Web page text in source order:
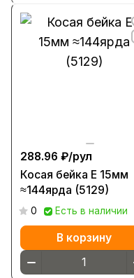
288.96 ₽/рул
Косая бейка Е 15мм
≈144ярда (5129)
0 Есть в наличии
В корзину